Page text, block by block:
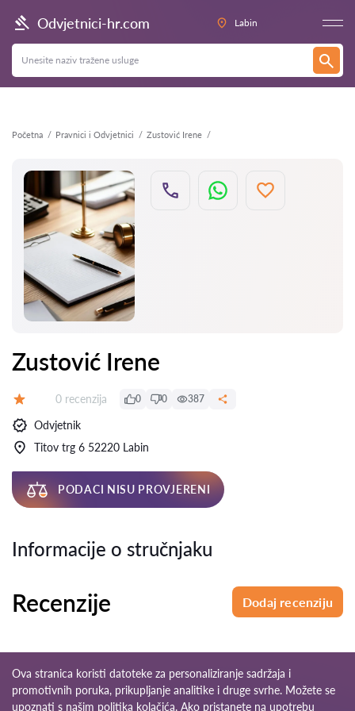
Odvjetnici-hr.com Labin
Početna Pravnici i Odvjetnici Zustović Irene
Natrag
Zustović Irene
Recenzija:
0 recenzija 0 0 387
Odvjetnik
Titov trg 6 52220 Labin
PODACI NISU PROVJERENI
Informacije o stručnjaku
Recenzije Dodaj recenziju
Ova stranica koristi datoteke za personaliziranje sadržaja i
promotivnih poruka, prikupljanje analitike i druge svrhe. Možete se
upoznati s našim politika kolačića. Ako pristanete na upotrebu